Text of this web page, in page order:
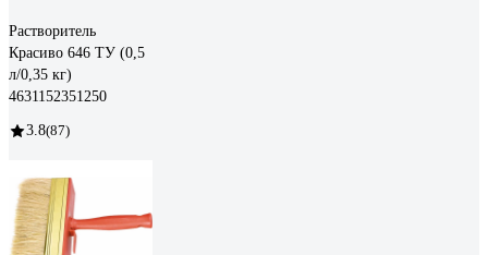
Растворитель
Красиво 646 ТУ (0,5
л/0,35 кг)
4631152351250
3.8(87)